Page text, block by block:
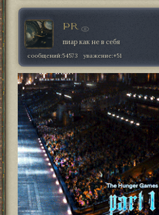
PR
пиар как не в себя
сообщений:54573 уважение:+51